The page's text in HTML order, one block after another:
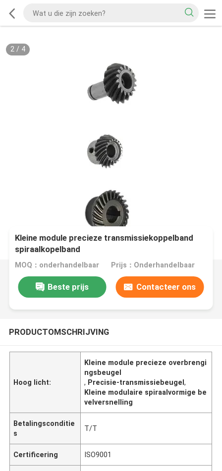
2/ 4
Kleine module precieze transmissiekoppelband
spiraalkopelband
MOQ：onderhandelbaar Prijs：Onderhandelbaar
Beste prijs Contacteer ons
PRODUCTOMSCHRIJVING
Hoog licht:
Kleine module precieze overbrengi
ngsbeugel
, Precisie-transmissiebeugel,
Kleine modulaire spiraalvormige be
velversnelling
Betalingsconditie
s
T/T
Certificering ISO9001